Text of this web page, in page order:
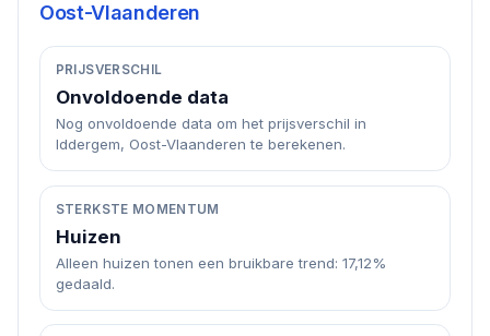
Oost-Vlaanderen
PRIJSVERSCHIL
Onvoldoende data
Nog onvoldoende data om het prijsverschil in
Iddergem, Oost-Vlaanderen te berekenen.
STERKSTE MOMENTUM
Huizen
Alleen huizen tonen een bruikbare trend: 17,12%
gedaald.